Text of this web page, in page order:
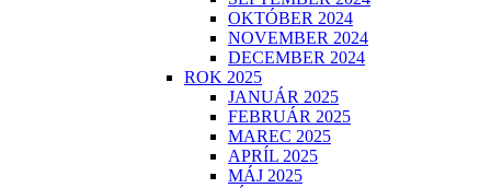
OKTÓBER 2024
NOVEMBER 2024
DECEMBER 2024
ROK 2025
JANUÁR 2025
FEBRUÁR 2025
MAREC 2025
APRÍL 2025
MÁJ 2025